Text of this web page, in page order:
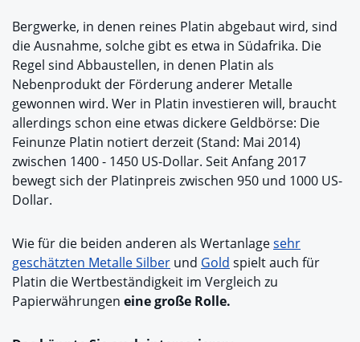
Bergwerke, in denen reines Platin abgebaut wird, sind
die Ausnahme, solche gibt es etwa in Südafrika. Die
Regel sind Abbaustellen, in denen Platin als
Nebenprodukt der Förderung anderer Metalle
gewonnen wird. Wer in Platin investieren will, braucht
allerdings schon eine etwas dickere Geldbörse: Die
Feinunze Platin notiert derzeit (Stand: Mai 2014)
zwischen 1400 - 1450 US-Dollar. Seit Anfang 2017
bewegt sich der Platinpreis zwischen 950 und 1000 US-
Dollar.
Wie für die beiden anderen als Wertanlagesehr
geschätzten Metalle Silber und Gold spielt auch für
Platin die Wertbeständigkeit im Vergleich zu
Papierwährungen eine große Rolle.